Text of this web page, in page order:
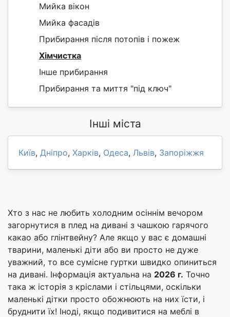
Мийка вікон
Мийка фасадів
Прибирання після потопів і пожеж
Хімчистка
Інше прибирання
Прибирання та миття "під ключ"
Інші міста
Київ, Дніпро, Харків, Одеса, Львів, Запоріжжя
Хто з нас не любить холодним осіннім вечором
загорнутися в плед на дивані з чашкою гарячого
какао або глінтвейну? Але якщо у вас є домашні
тварини, маленькі діти або ви просто не дуже
уважний, то все сумісне гуртки швидко опиниться
на дивані. Інформація актуальна на 2026 г. Точно
така ж історія з кріслами і стільцями, оскільки
маленькі дітки просто обожнюють на них їсти, і
бруднити їх! Іноді, якщо подивитися на меблі в